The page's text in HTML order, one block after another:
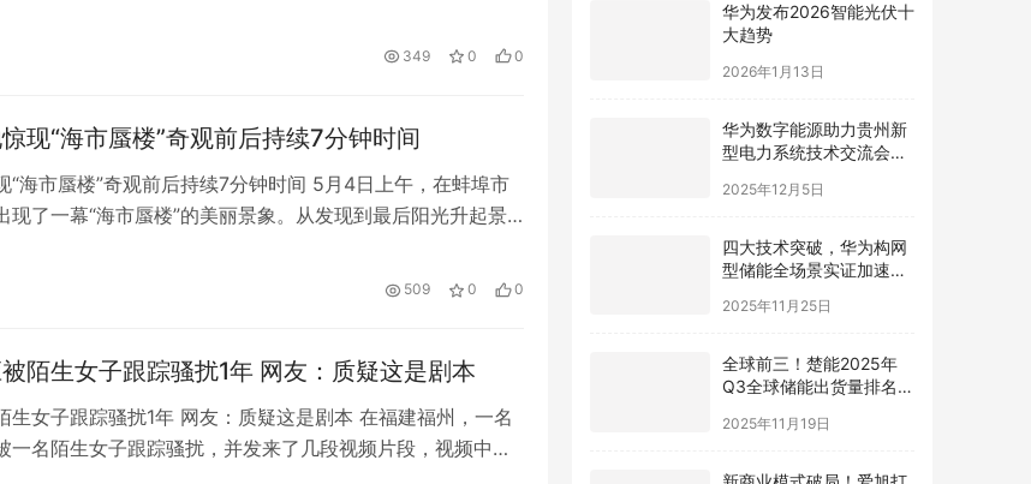
道:“经过慎重考虑，我们做出了结束婚姻的决定。当然，这样
349 0 0
现“海市蜃楼”奇观前后持续7分钟时间
“海市蜃楼”奇观前后持续7分钟时间 5月4日上午，在蚌埠市
现了一幕“海市蜃楼”的美丽景象。从发现到最后阳光升起景
的自然现象。 其形成与天气形势、气象条件、地理位置、地
509 0 0
陌生女子跟踪骚扰1年 网友：质疑这是剧本
生女子跟踪骚扰1年 网友：质疑这是剧本 在福建福州，一名
一名陌生女子跟踪骚扰，并发来了几段视频片段，视频中他
华为发布2026智能光伏十
大趋势
2026年1月13日
华为数字能源助力贵州新
型电力系统技术交流会在
2025年12月5日
四大技术突破，华为构网
型储能全场景实证加速新
2025年11月25日
全球前三！楚能2025年
Q3全球储能出货量排名再
2025年11月19日